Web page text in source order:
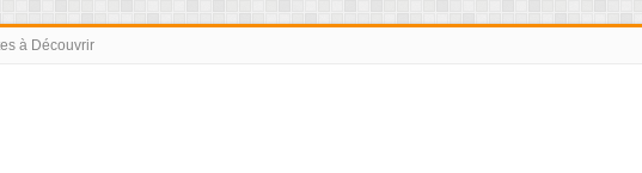
à Découvrir